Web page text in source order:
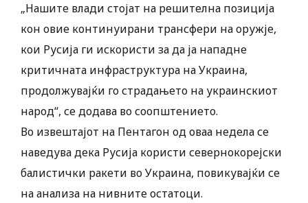
„Нашите влади стојат на решителна позиција
кон овие континуирани трансфери на оружје,
кои Русија ги искористи за да ја нападне
критичната инфраструктура на Украина,
продолжувајќи го страдањето на украинскиот
народ“, се додава во соопштението.
Во извештајот на Пентагон од оваа недела се
наведува дека Русија користи севернокорејски
балистички ракети во Украина, повикувајќи се
на анализа на нивните остатоци.